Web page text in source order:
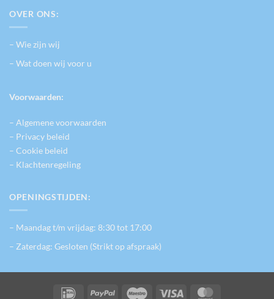
OVER ONS:
– Wie zijn wij
– Wat doen wij voor u
Voorwaarden:
– Algemene voorwaarden
– Privacy beleid
– Cookie beleid
– Klachtenregeling
OPENINGSTIJDEN:
– Maandag t/m vrijdag: 8:30 tot 17:00
– Zaterdag: Gesloten (Strikt op afspraak)
IDeal PayPal Maestro Visa